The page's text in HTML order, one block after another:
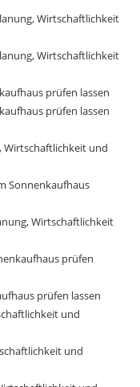
Wirtschaftlichkeit
Wirtschaftlichkeit
prüfen lassen
prüfen lassen
Wirtschaftlichkeit und
Sonnenkaufhaus
Wirtschaftlichkeit
prüfen
prüfen lassen
und
und